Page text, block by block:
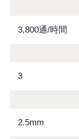
3,800通/時間
3
2.5mm